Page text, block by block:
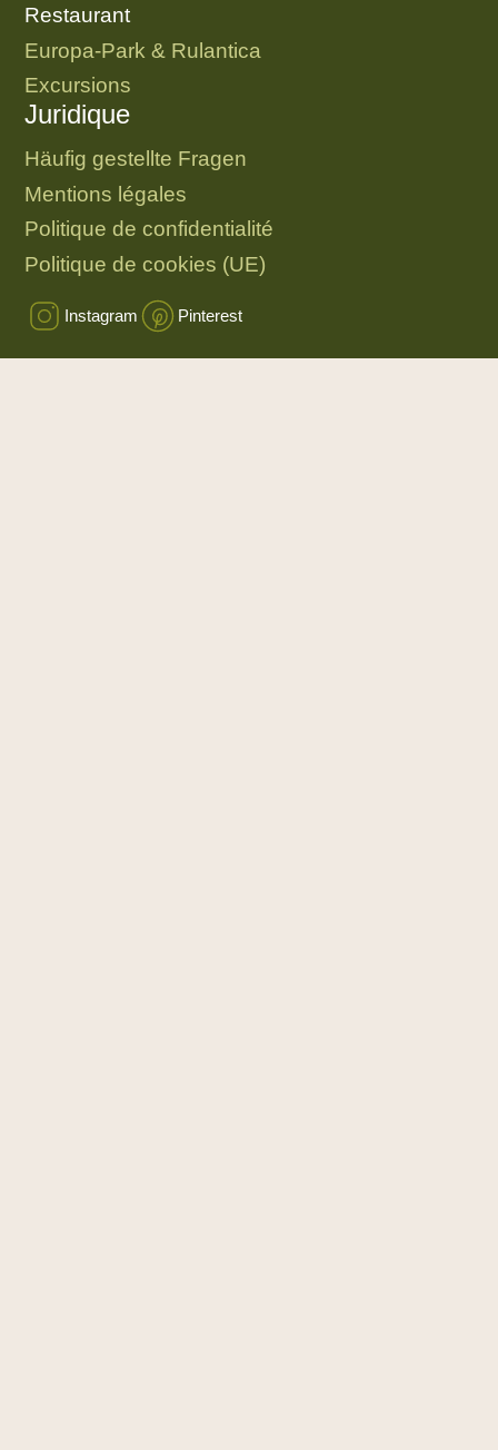
Restaurant
Europa-Park & Rulantica
Excursions
Juridique
Häufig gestellte Fragen
Mentions légales
Politique de confidentialité
Politique de cookies (UE)
Instagram Pinterest